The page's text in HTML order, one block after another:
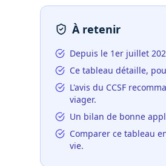
À retenir
Depuis le 1er juillet
Ce tableau détaille,
L'avis du CCSF
viager.
Un bilan de bonne
Comparer ce tableau
vie.